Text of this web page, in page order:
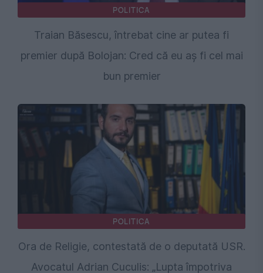
POLITICA
Traian Băsescu, întrebat cine ar putea fi
premier după Bolojan: Cred că eu aș fi cel mai
bun premier
POLITICA
Ora de Religie, contestată de o deputată USR.
Avocatul Adrian Cuculis: „Lupta împotriva